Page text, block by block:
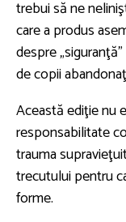
trebui să ne
care a produs
despre
de copii
Această ediţie nu
responsabilitate
trauma
trecutului pentru
forme.